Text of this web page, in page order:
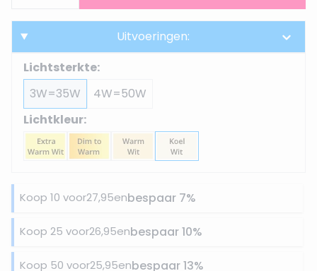
Uitvoeringen:
Lichtsterkte:
3W=35W
4W=50W
Lichtkleur:
Koop 10 voor27,95enbespaar 7%
Koop 25 voor26,95enbespaar10%
Koop 50 voor25,95enbespaar13%